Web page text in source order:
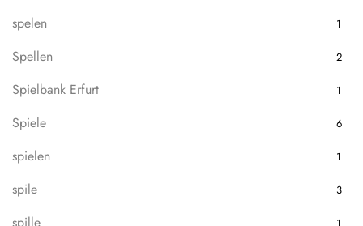
spelen 1
Spellen 2
Spielbank Erfurt 1
Spiele 6
spielen 1
spile 3
spille 1